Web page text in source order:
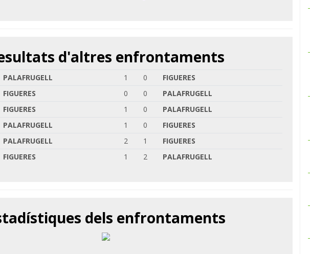
d'altres enfrontaments
PALAFRUGELL 1 0
FIGUERES
FIGUERES 0 0
PALAFRUGELL
FIGUERES 1 0
PALAFRUGELL
PALAFRUGELL 1 0
FIGUERES
PALAFRUGELL 2 1
FIGUERES
FIGUERES 1 2 PALAFRUGELL
dels enfrontaments